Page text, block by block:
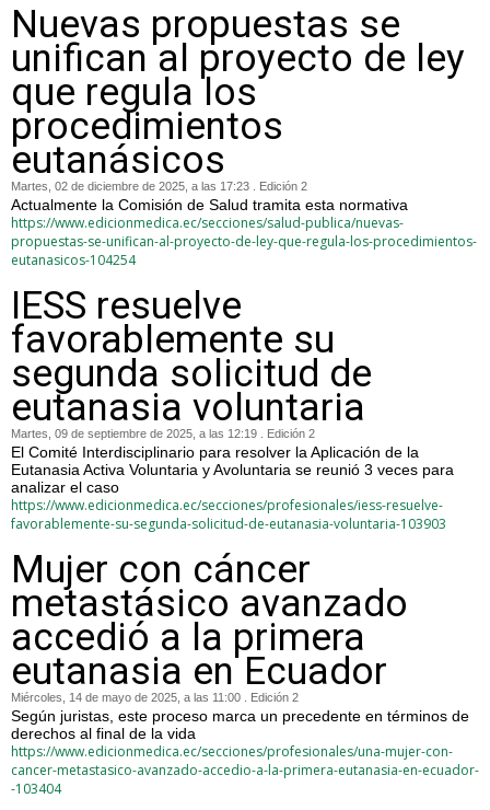
Nuevas propuestas se
unifican al proyecto de ley
que regula los
procedimientos
eutanásicos
Martes, 02 de diciembre de 2025, a las 17:23 . Edición 2
Actualmente la Comisión de Salud tramita esta normativa
https://www.edicionmedica.ec/secciones/salud-publica/nuevas-
propuestas-se-unifican-al-proyecto-de-ley-que-regula-los-procedimientos-
eutanasicos-104254
IESS resuelve
favorablemente su
segunda solicitud de
eutanasia voluntaria
Martes, 09 de septiembre de 2025, a las 12:19 . Edición 2
El Comité Interdisciplinario para resolver la Aplicación de la
Eutanasia Activa Voluntaria y Avoluntaria se reunió 3 veces para
analizar el caso
https://www.edicionmedica.ec/secciones/profesionales/iess-resuelve-
favorablemente-su-segunda-solicitud-de-eutanasia-voluntaria-103903
Mujer con cáncer
metastásico avanzado
accedió a la primera
eutanasia en Ecuador
Miércoles, 14 de mayo de 2025, a las 11:00 . Edición 2
Según juristas, este proceso marca un precedente en términos de
derechos al final de la vida
https://www.edicionmedica.ec/secciones/profesionales/una-mujer-con-
cancer-metastasico-avanzado-accedio-a-la-primera-eutanasia-en-ecuador-
-103404